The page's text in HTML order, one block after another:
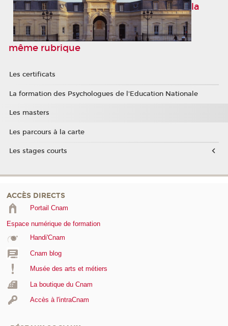
la
même rubrique
Les certificats
La formation des Psychologues de l'Education Nationale
Les masters
Les parcours à la carte
Les stages courts
ACCÈS DIRECTS
Portail Cnam
Espace numérique de formation
Handi'Cnam
Cnam blog
Musée des arts et métiers
La boutique du Cnam
Accès à l'intraCnam